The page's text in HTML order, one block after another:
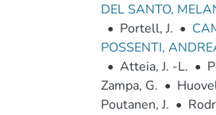
DEL SANTO,
• Portell, J. •
POSSENTI,
• Atteia, J. -L. •
Zampa, G. •
Poutanen, J. •